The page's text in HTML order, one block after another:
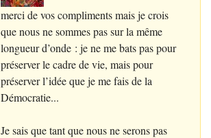
merci de vos compliments mais je crois
que nous ne sommes pas sur la même
longueur d’onde : je ne me bats pas pour
préserver le cadre de vie, mais pour
préserver l’idée que je me fais de la
Démocratie...
Je sais que tant que nous ne serons pas